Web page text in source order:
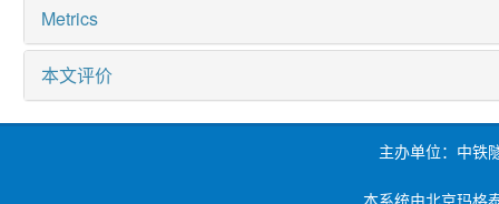
Metrics
本文评价
主办单位：中铁
本系统由北京玛格